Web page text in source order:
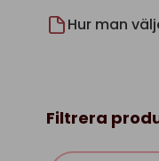
Hur man
Filtrera